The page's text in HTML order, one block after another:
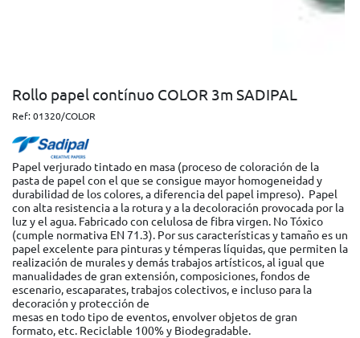
Rollo papel contínuo COLOR 3m SADIPAL
Ref:01320/COLOR
Papel verjurado tintado en masa (proceso de coloración de la
pasta de papel con el que se consigue mayor homogeneidad y
durabilidad de los colores, a diferencia del papel impreso). Papel
con alta resistencia a la rotura y a la decoloración provocada por la
luz y el agua. Fabricado con celulosa de fibra virgen. No Tóxico
(cumple normativa EN 71.3).​ Por sus características y tamaño es un
papel excelente para pinturas y témperas líquidas, que permiten la
realización de murales y demás trabajos artísticos, al igual que
manualidades de gran extensión, composiciones, fondos de
escenario, escaparates, trabajos colectivos, e incluso para la
decoración y protección de
mesas en todo tipo de eventos, envolver objetos de gran
formato, etc. Reciclable 100% y Biodegradable.